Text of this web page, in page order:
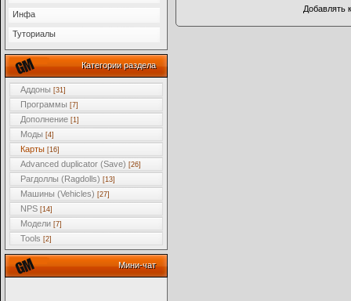
Инфа
Туториалы
Категории раздела
Аддоны [31]
Программы [7]
Дополнение [1]
Моды [4]
Карты [16]
Advanced duplicator (Save) [26]
Рагдоллы (Ragdolls) [13]
Машины (Vehicles) [27]
NPS [14]
Модели [7]
Tools [2]
Мини-чат
Добавлять